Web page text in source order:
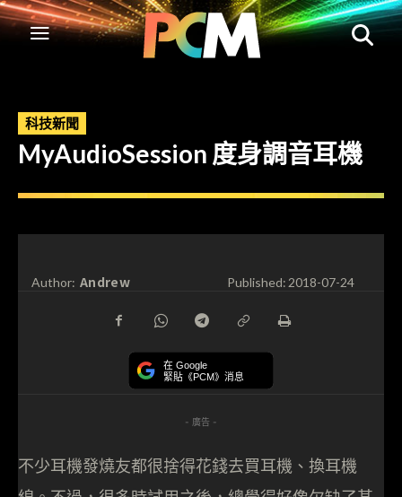
科技新聞
MyAudioSession 度身調音耳機
Author: Andrew Published:2018-07-24
在 Google
緊貼《PCM》消息
- 廣告 -
不少耳機發燒友都很捨得花錢去買耳機、換耳機